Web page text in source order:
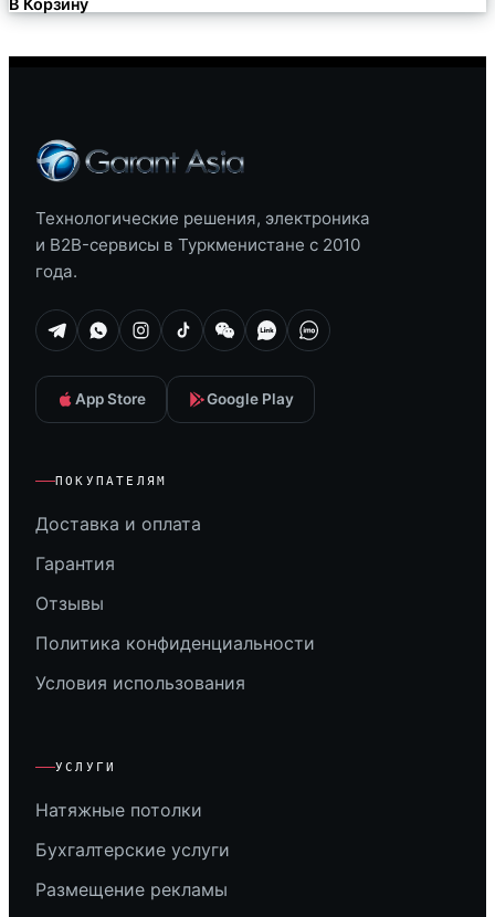
В Корзину
Технологические решения, электроника
и B2B-сервисы в Туркменистане с 2010
года.
App Store Google Play
ПОКУПАТЕЛЯМ
Доставка и оплата
Гарантия
Отзывы
Политика конфиденциальности
Условия использования
УСЛУГИ
Натяжные потолки
Бухгалтерские услуги
Размещение рекламы